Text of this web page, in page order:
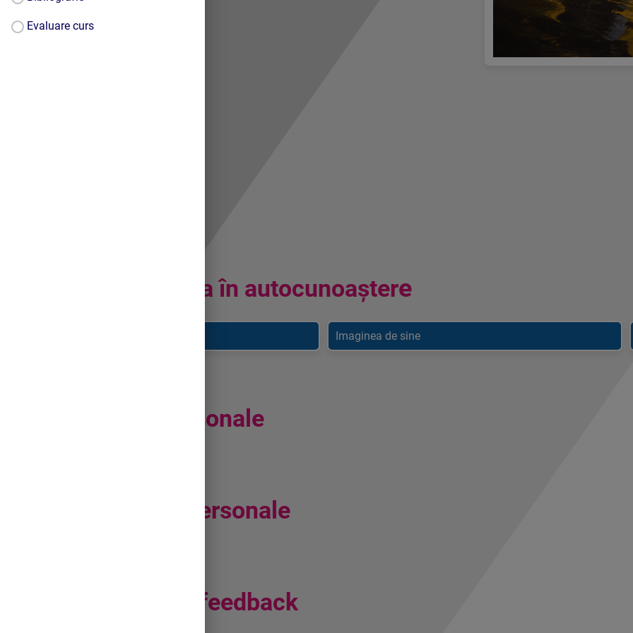
Evaluare curs
ucerea în autocunoaștere
Imaginea de sine
Calități personale
Defectele personale
Evaluare și feedback